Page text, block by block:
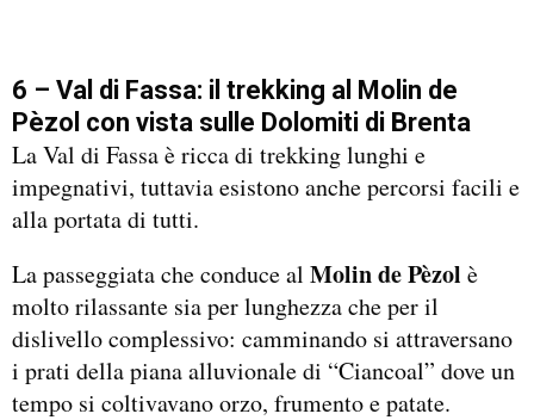
6 – Val di Fassa: il trekking al Molin de
Pèzol con vista sulle Dolomiti di Brenta
La Val di Fassa è ricca di trekking lunghi e
impegnativi, tuttavia esistono anche percorsi facili e
alla portata di tutti.
La passeggiata che conduce al Molin de Pèzol è
molto rilassante sia per lunghezza che per il
dislivello complessivo: camminando si attraversano
i prati della piana alluvionale di “Ciancoal” dove un
tempo si coltivavano orzo, frumento e patate.